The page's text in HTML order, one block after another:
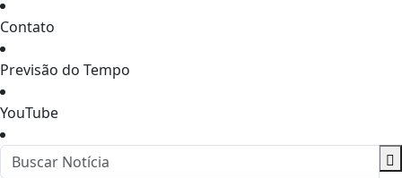
Contato
Previsão do Tempo
YouTube